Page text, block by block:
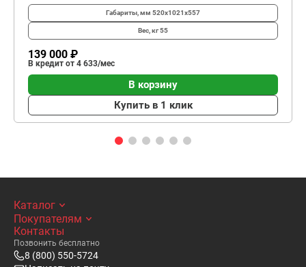
Габариты, мм 520х1021х557
Вес, кг55
139 000 ₽
В кредит от 4 633/мес
В корзину
Купить в 1 клик
Каталог
Покупателям
Контакты
Позвонить бесплатно
8 (800) 550-5724